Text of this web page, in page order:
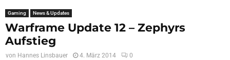
Gaming News & Updates
Warframe Update 12 – Zephyrs
Aufstieg
von Hannes Linsbauer 4. März 2014 0